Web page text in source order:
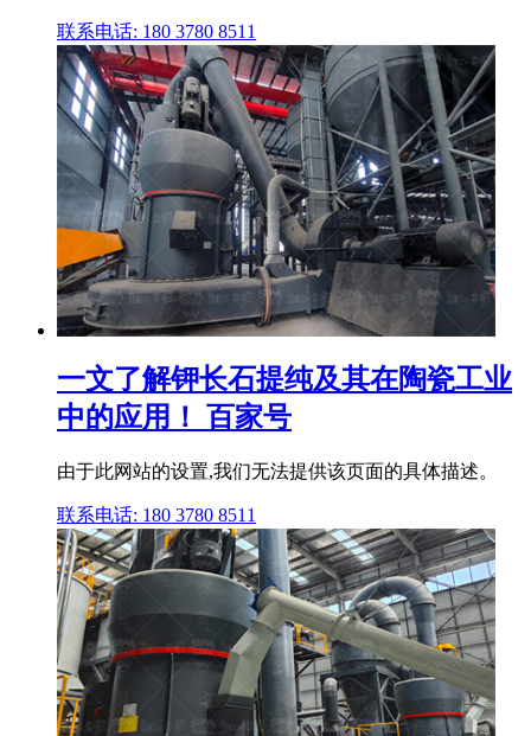
联系电话: 180 3780 8511
一文了解钾长石提纯及其在陶瓷工业
中的应用！ 百家号
由于此网站的设置,我们无法提供该页面的具体描述。
联系电话: 180 3780 8511